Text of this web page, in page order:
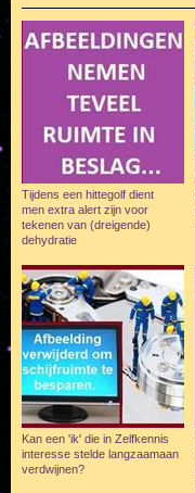
Tijdens een hittegolf dient
men extra alert zijn voor
tekenen van (dreigende)
dehydratie
Kan een 'ik' die in Zelfkennis
interesse stelde langzaamaan
verdwijnen?